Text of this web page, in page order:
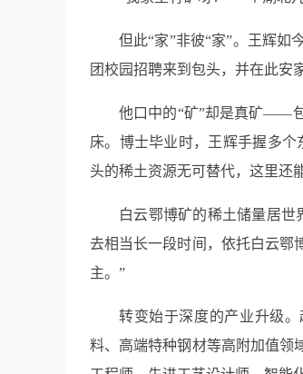
但此“家”非彼“家”。王辉如
团校园招聘来到包头，并在此安
他口中的“矿”却是真矿——
床。博士毕业时，王辉手握多
头的稀土资源无可替代，这里还
白云鄂博矿的稀土储量居
去相当长一段时间，依托白云鄂
主。”
转变始于深度的产业升级
料、高端特种钢材等高附加值领